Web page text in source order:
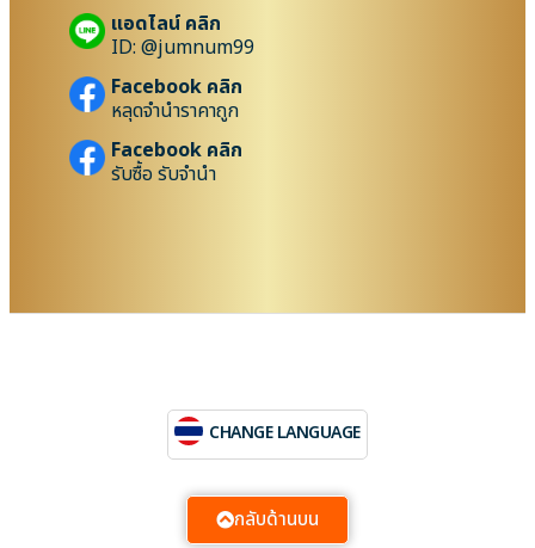
แอดไลน์ คลิก
ID: @jumnum99
Facebook คลิก
หลุดจำนำราคาถูก
Facebook คลิก
รับซื้อ รับจำนำ
CHANGE LANGUAGE
กลับด้านบน